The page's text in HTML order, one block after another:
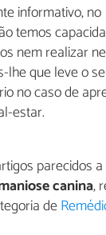
informativo, no
temos
nem realizar
lhe que leve o
no caso de
estar.
parecidos a
canina,
de